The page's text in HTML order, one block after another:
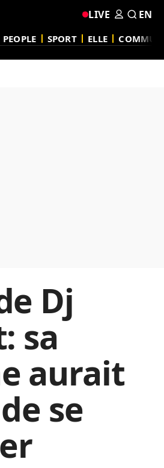
PEOPLE SPORT ELLE
LIVE EN
Dj
sa
aurait
se